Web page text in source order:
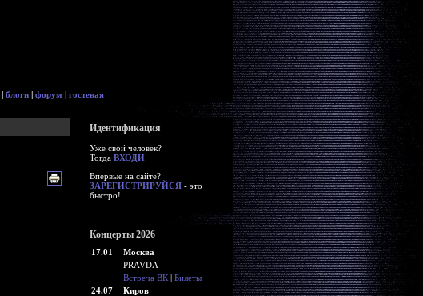
| блоги | форум | гостевая
Идентификация
Уже свой человек?
Тогда ВХОДИ
Впервые на сайте?
ЗАРЕГИСТРИРУЙСЯ - это
быстро!
Концерты 2026
17.01
Москва
PRAVDA
Встреча ВК | Билеты
24.07
Киров